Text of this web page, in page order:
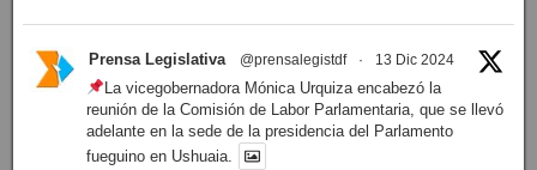
Prensa Legislativa @prensalegistdf · 13 Dic 2024
La vicegobernadora Mónica Urquiza encabezó la
reunión de la Comisión de Labor Parlamentaria, que se llevó
adelante en la sede de la presidencia del Parlamento
fueguino en Ushuaia.